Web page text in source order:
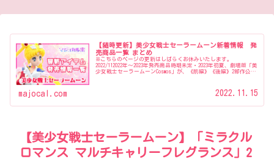
【随時更新】美少女戦士セーラームーン新着情報 発
売商品一覧 まとめ
※こちらのページの更新はしばらくお休みいたします。
2022/112022年〜2023年発売商品時期未定・2023年初夏、劇場版「美
少女戦士セーラームーンCosmos」が、《前編》《後編》2部作公開
majocal.com 2022.11.15
【美少女戦士セーラームーン】「ミラクル
ロマンス マルチキャリーフレグランス」2